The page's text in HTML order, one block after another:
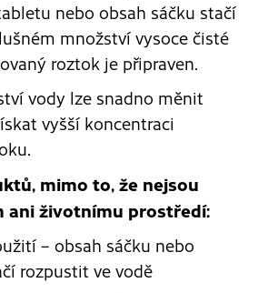
nebo obsah sáčku stačí
množství vysoce čisté
roztok je připraven.
vody lze snadno měnit
vyšší koncentraci
mimo to, že nejsou
ani životnímu prostředí:
– obsah sáčku nebo
rozpustit ve vodě